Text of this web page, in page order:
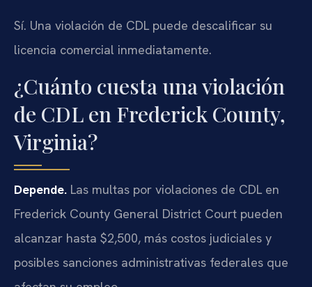
Sí. Una violación de CDL puede descalificar su
licencia comercial inmediatamente.
¿Cuánto cuesta una violación
de CDL en Frederick County,
Virginia?
Depende. Las multas por violaciones de CDL en
Frederick County General District Court pueden
alcanzar hasta $2,500, más costos judiciales y
posibles sanciones administrativas federales que